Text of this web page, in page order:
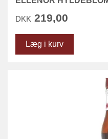
DKK 219,00
Læg i kurv